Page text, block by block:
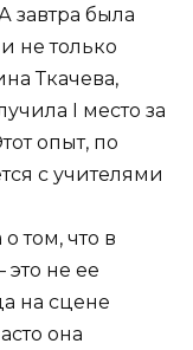
завтра была
не только
Ткачева,
I место за
опыт, по
с учителями
том, что в
это не ее
на сцене
она